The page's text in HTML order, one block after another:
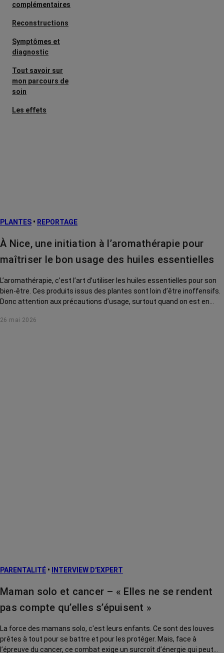
complémentaires
Reconstructions
Symptômes et
diagnostic
Tout savoir sur
mon parcours de
soin
Les effets
Traitements
La vie autour
PLANTES • REPORTAGE
À Nice, une initiation à l’aromathérapie pour
maîtriser le bon usage des huiles essentielles
L’aromathérapie, c’est l’art d’utiliser les huiles essentielles pour son
bien-être. Ces produits issus des plantes sont loin d’être inoffensifs.
Donc attention aux précautions d’usage, surtout quand on est en
auprès d’une experte.
26 mai 2026
PARENTALITÉ • INTERVIEW D'EXPERT
Maman solo et cancer – « Elles ne se rendent
pas compte qu’elles s’épuisent »
La force des mamans solo, c'est leurs enfants. Ce sont des louves
prêtes à tout pour se battre et pour les protéger. Mais, face à
l’épreuve du cancer, ce combat exige un surcroît d’énergie qui peut